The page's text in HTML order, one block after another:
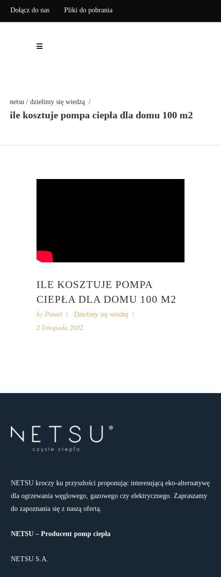
Dołącz do nas Pliki do pobrania
netsu / dzielimy się wiedzą /
ile kosztuje pompa ciepła dla domu 100 m2
ILE KOSZTUJE POMPA
CIEPŁA DLA DOMU 100 M2
by Pawel Dzielimy się wiedzą
2 listopada 2022
NETSU kroczy ku przyszłości proponując interesującą eko-alternatywę
dla ogrzewania węglowego, gazowego czy elektrycznego. Zapraszamy
do zapoznania się z naszą ofertą.
NETSU – Producent pomp ciepła
NETSU S.A.